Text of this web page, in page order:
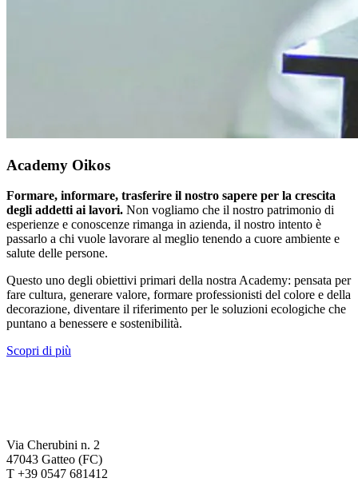
Academy Oikos
Formare, informare, trasferire il nostro sapere per la crescita
degli addetti ai lavori. Non vogliamo che il nostro patrimonio di
esperienze e conoscenze rimanga in azienda, il nostro intento è
passarlo a chi vuole lavorare al meglio tenendo a cuore ambiente e
salute delle persone.
Questo uno degli obiettivi primari della nostra Academy: pensata per
fare cultura, generare valore, formare professionisti del colore e della
decorazione, diventare il riferimento per le soluzioni ecologiche che
puntano a benessere e sostenibilità.
Scopri di più
Via Cherubini n. 2
47043 Gatteo (FC)
T +39 0547 681412